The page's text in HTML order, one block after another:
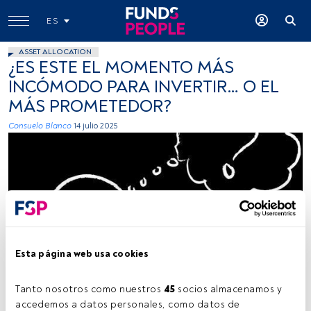
Esta página web usa cookies
Tanto nosotros como nuestros 45 socios almacenamos y
accedemos a datos personales, como datos de
ES
ASSET ALLOCATION
¿ES ESTE EL MOMENTO MÁS
INCÓMODO PARA INVERTIR… O EL
MÁS PROMETEDOR?
Consuelo Blanco 14 julio 2025
Noeslistar, Flickr, Creative Commons
Tiempo lectura: 4 min.